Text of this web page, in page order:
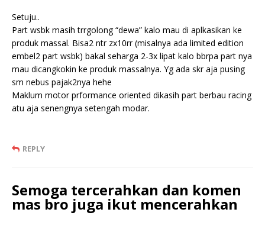
Setuju..
Part wsbk masih trrgolong “dewa” kalo mau di aplkasikan ke
produk massal. Bisa2 ntr zx10rr (misalnya ada limited edition
embel2 part wsbk) bakal seharga 2-3x lipat kalo bbrpa part nya
mau dicangkokin ke produk massalnya. Yg ada skr aja pusing
sm nebus pajak2nya hehe
Maklum motor prformance oriented dikasih part berbau racing
atu aja senengnya setengah modar.
REPLY
Semoga tercerahkan dan komen
mas bro juga ikut mencerahkan